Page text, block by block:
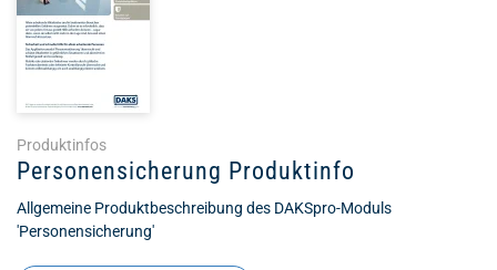
Produktinfos
Personensicherung Produktinfo
Allgemeine Produktbeschreibung des DAKSpro-Moduls
'Personensicherung'